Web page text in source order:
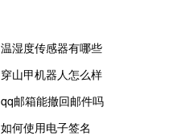
温湿度传感器有哪些
穿山甲机器人怎么样
qq邮箱能撤回邮件吗
如何使用电子签名